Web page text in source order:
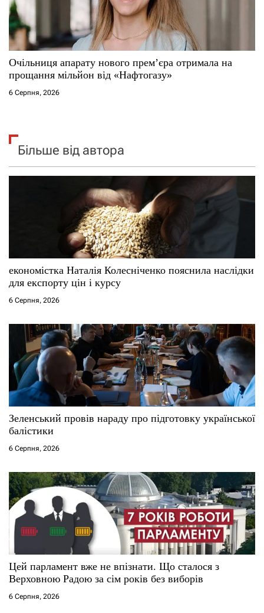
Очільниця апарату нового прем’єра отримала на
прощання мільйон від «Нафтогазу»
6 Серпня, 2026
Більше від автора
економістка Наталія Колесніченко пояснила наслідки
для експорту цін і курсу
6 Серпня, 2026
Зеленський провів нараду про підготовку української
балістики
6 Серпня, 2026
Цей парламент вже не впізнати. Що сталося з
Верховною Радою за сім років без виборів
6 Серпня, 2026